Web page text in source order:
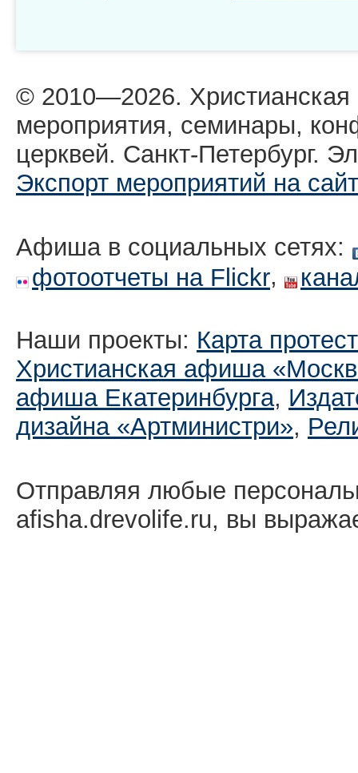
© 2010—2026.
мероприятия, семинары,
церквей. Санкт-Петербург.
Экспорт мероприятий на сайт
Афиша в социальных сетях:
фотоотчеты на Flickr,
Наши проекты: Карта
Христианская афиша
афиша Екатеринбургa,
дизайна «Артминистри»,
Отправляя любые
afisha.drevolife.ru, вы